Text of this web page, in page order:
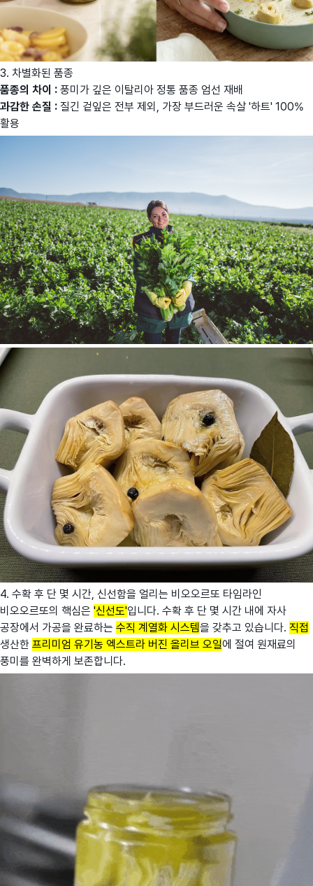
3. 차별화된 품종
품종의 차이 : 풍미가 깊은 이탈리아 정통 품종 엄선 재배
과감한 손질 : 질긴 겉잎은 전부 제외, 가장 부드러운 속살 '하트' 100%
활용
4. 수확 후 단 몇 시간, 신선함을 얼리는 비오오르또 타임라인
비오오르또의 핵심은 '신선도'입니다. 수확 후 단 몇 시간 내에 자사
공장에서 가공을 완료하는 수직 계열화 시스템을 갖추고 있습니다. 직접
생산한 프리미엄 유기농 엑스트라 버진 올리브 오일에 절여 원재료의
풍미를 완벽하게 보존합니다.